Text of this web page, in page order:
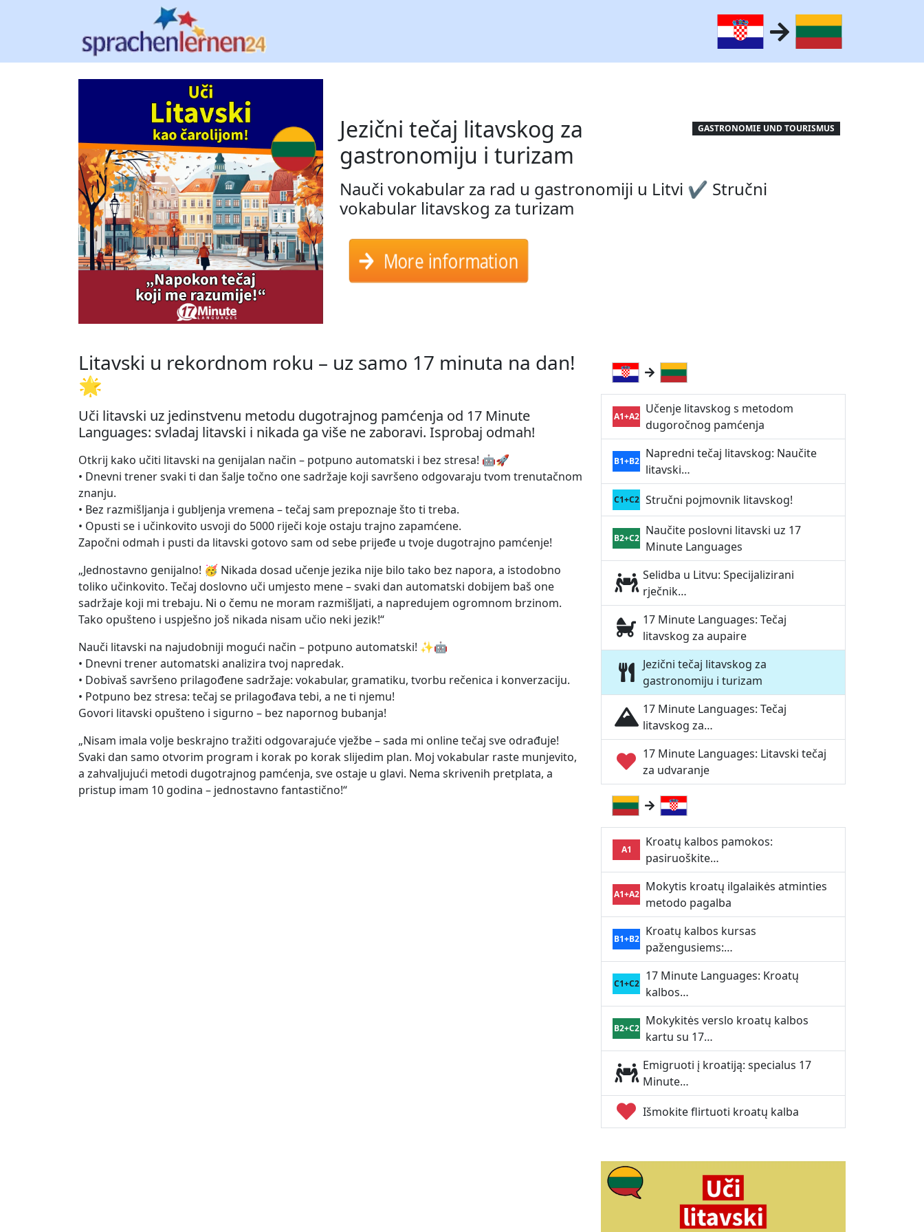
GASTRONOMIE UND TOURISMUS
Jezični tečaj litavskog za
gastronomiju i turizam
Nauči vokabular za rad u gastronomiji u Litvi ✔ Stručni
vokabular litavskog za turizam
More information
Litavski u rekordnom roku – uz samo 17 minuta na dan!
🌟
Uči litavski uz jedinstvenu metodu dugotrajnog pamćenja od 17 Minute
Languages: svladaj litavski i nikada ga više ne zaboravi. Isprobaj odmah!
Otkrij kako učiti litavski na genijalan način – potpuno automatski i bez stresa! 🤖🚀
• Dnevni trener svaki ti dan šalje točno one sadržaje koji savršeno odgovaraju tvom trenutačnom
znanju.
• Bez razmišljanja i gubljenja vremena – tečaj sam prepoznaje što ti treba.
• Opusti se i učinkovito usvoji do 5000 riječi koje ostaju trajno zapamćene.
Započni odmah i pusti da litavski gotovo sam od sebe prijeđe u tvoje dugotrajno pamćenje!
„Jednostavno genijalno! 🥳 Nikada dosad učenje jezika nije bilo tako bez napora, a istodobno
toliko učinkovito. Tečaj doslovno uči umjesto mene – svaki dan automatski dobijem baš one
sadržaje koji mi trebaju. Ni o čemu ne moram razmišljati, a napredujem ogromnom brzinom.
Tako opušteno i uspješno još nikada nisam učio neki jezik!“
Nauči litavski na najudobniji mogući način – potpuno automatski! ✨🤖
• Dnevni trener automatski analizira tvoj napredak.
• Dobivaš savršeno prilagođene sadržaje: vokabular, gramatiku, tvorbu rečenica i konverzaciju.
• Potpuno bez stresa: tečaj se prilagođava tebi, a ne ti njemu!
Govori litavski opušteno i sigurno – bez napornog bubanja!
„Nisam imala volje beskrajno tražiti odgovarajuće vježbe – sada mi online tečaj sve odrađuje!
Svaki dan samo otvorim program i korak po korak slijedim plan. Moj vokabular raste munjevito,
a zahvaljujući metodi dugotrajnog pamćenja, sve ostaje u glavi. Nema skrivenih pretplata, a
pristup imam 10 godina – jednostavno fantastično!“
A1+A2
Učenje litavskog s metodom
dugoročnog pamćenja
B1+B2
Napredni tečaj litavskog: Naučite
litavski…
C1+C2 Stručni pojmovnik litavskog!
B2+C2
Naučite poslovni litavski uz 17
Minute Languages
Selidba u Litvu: Specijalizirani
rječnik…
17 Minute Languages: Tečaj
litavskog za aupaire
Jezični tečaj litavskog za
gastronomiju i turizam
17 Minute Languages: Tečaj
litavskog za…
17 Minute Languages: Litavski tečaj
za udvaranje
A1
Kroatų kalbos pamokos:
pasiruoškite…
A1+A2
Mokytis kroatų ilgalaikės atminties
metodo pagalba
B1+B2
Kroatų kalbos kursas
pažengusiems:…
C1+C2
17 Minute Languages: Kroatų
kalbos…
B2+C2
Mokykitės verslo kroatų kalbos
kartu su 17…
Emigruoti į kroatiją: specialus 17
Minute…
Išmokite flirtuoti kroatų kalba